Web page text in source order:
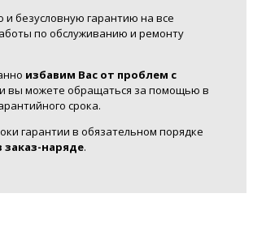
безусловную гарантию на все
по обслуживанию и ремонту
избавим Вас от проблем с
и вы можете обращаться за помощью в
срока.
гарантии в обязательном порядке
заказ-наряде.